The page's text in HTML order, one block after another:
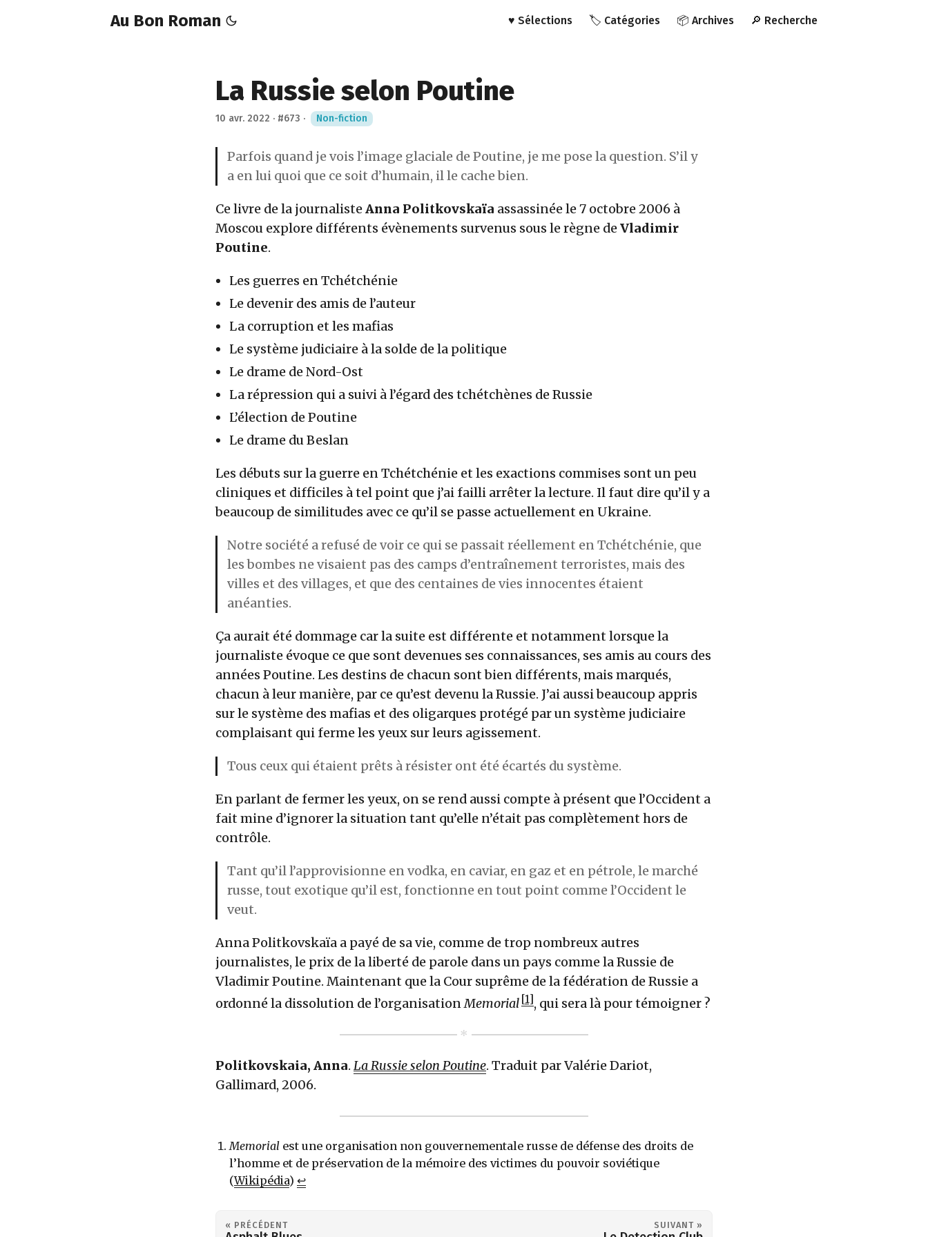
Au Bon Roman ♥️ Sélections 🏷️ Catégories 📦 Archives 🔎 Recherche
La Russie selon Poutine
10 avr. 2022 · #673 · Non-fiction
Parfois quand je vois l’image glaciale de Poutine, je me pose la question. S’il y
a en lui quoi que ce soit d’humain, il le cache bien.
Ce livre de la journalisteAnna Politkovskaïa assassinée le 7 octobre 2006 à
Moscou explore différents évènements survenus sous le règne deVladimir
Poutine.
Les guerres en Tchétchénie
Le devenir des amis de l’auteur
La corruption et les mafias
Le système judiciaire à la solde de la politique
Le drame de Nord-Ost
La répression qui a suivi à l’égard des tchétchènes de Russie
L’élection de Poutine
Le drame du Beslan
Les débuts sur la guerre en Tchétchénie et les exactions commises sont un peu
cliniques et difficiles à tel point que j’ai failli arrêter la lecture. Il faut dire qu’il y a
beaucoup de similitudes avec ce qu’il se passe actuellement en Ukraine.
Notre société a refusé de voir ce qui se passait réellement en Tchétchénie, que
les bombes ne visaient pas des camps d’entraînement terroristes, mais des
villes et des villages, et que des centaines de vies innocentes étaient
anéanties.
Ça aurait été dommage car la suite est différente et notamment lorsque la
journaliste évoque ce que sont devenues ses connaissances, ses amis au cours des
années Poutine. Les destins de chacun sont bien différents, mais marqués,
chacun à leur manière, par ce qu’est devenu la Russie. J’ai aussi beaucoup appris
sur le système des mafias et des oligarques protégé par un système judiciaire
complaisant qui ferme les yeux sur leurs agissement.
Tous ceux qui étaient prêts à résister ont été écartés du système.
En parlant de fermer les yeux, on se rend aussi compte à présent que l’Occident a
fait mine d’ignorer la situation tant qu’elle n’était pas complètement hors de
contrôle.
Tant qu’il l’approvisionne en vodka, en caviar, en gaz et en pétrole, le marché
russe, tout exotique qu’il est, fonctionne en tout point comme l’Occident le
veut.
Anna Politkovskaïa a payé de sa vie, comme de trop nombreux autres
journalistes, le prix de la liberté de parole dans un pays comme la Russie de
Vladimir Poutine. Maintenant que la Cour suprême de la fédération de Russie a
ordonné la dissolution de l’organisationMemorial 1 , qui sera là pour témoigner ?
Politkovskaia, Anna. La Russie selon Poutine. Traduit par Valérie Dariot,
Gallimard, 2006.
Memorial est une organisation non gouvernementale russe de défense des droits de
l’homme et de préservation de la mémoire des victimes du pouvoir soviétique
(Wikipédia) ↩︎
« PRÉCÉDENT SUIVANT »